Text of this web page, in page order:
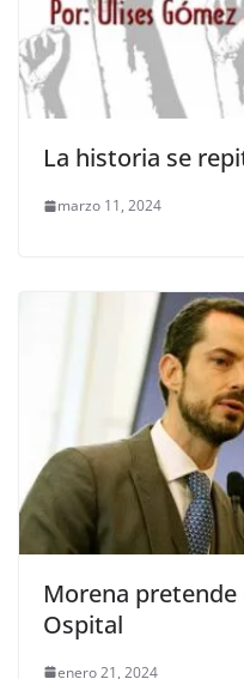
La historia se
marzo 11, 2024
Morena
Ospital
enero 21, 2024